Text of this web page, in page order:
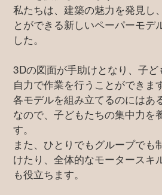
私たちは、建築の魅力を発見し
とができる新しいペーパーモデ
した。
3Dの図面が手助けとなり、子ど
自力で作業を行うことができます
各モデルを組み立てるのにはあ
なので、子どもたちの集中力を
す。
また、ひとりでもグループでも
けたり、全体的なモータースキ
も役立ちます。